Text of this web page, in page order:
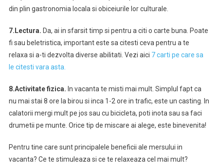
din plin gastronomia locala si obiceiurile lor culturale.
7.Lectura. Da, ai in sfarsit timp si pentru a citi o carte buna. Poate
fi sau beletristica, important este sa citesti ceva pentru a te
relaxa si a-ti dezvolta diverse abilitati. Vezi aici 7 carti pe care sa
le citesti vara asta.
8.Activitate fizica. In vacanta te misti mai mult. Simplul fapt ca
nu mai stai 8 ore la birou si inca 1-2 ore in trafic, este un casting. In
calatorii mergi mult pe jos sau cu bicicleta, poti inota sau sa faci
drumetii pe munte. Orice tip de miscare ai alege, este binevenita!
Pentru tine care sunt principalele beneficii ale mersului in
vacanta? Ce te stimuleaza si ce te relaxeaza cel mai mult?